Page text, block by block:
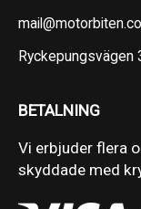
Ryckepungsvägen
BETALNING
Vi erbjuder flera
skyddade med